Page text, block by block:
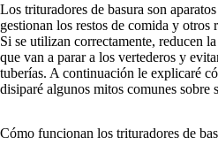
Los trituradores de basura son
gestionan los restos de comida y otros
Si se utilizan correctamente, reducen
que van a parar a los vertederos y
tuberías. A continuación le explicaré
disiparé algunos mitos comunes sobre
Cómo funcionan los trituradores de